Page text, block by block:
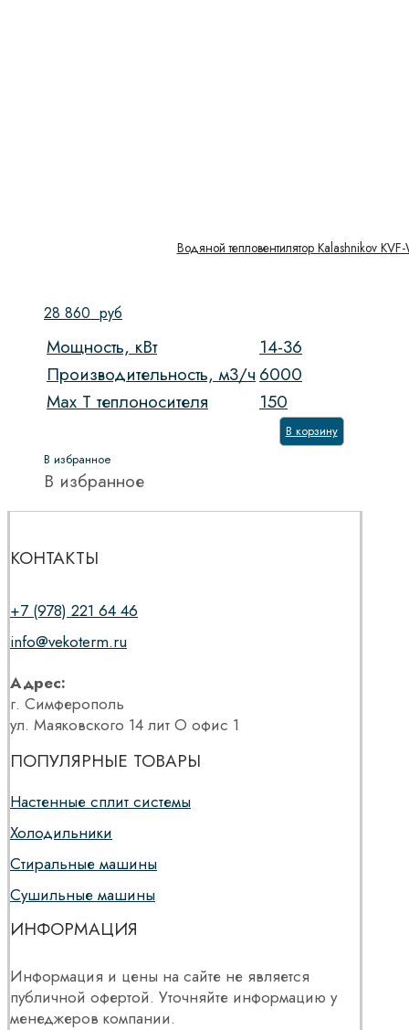
Водяной тепловентилятор Kalashnikov
28 860 руб
Мощность, кВт
14-36
Производительность, м3/ч 6000
Max T теплоносителя
150
В корзину
В избранное
В избранное
КОНТАКТЫ
+7 (978) 221 64 46
info@vekoterm.ru
Адрес:
г. Симферополь
ул. Маяковского 14 лит О офис 1
ПОПУЛЯРНЫЕ ТОВАРЫ
Настенные сплит системы
Холодильники
Стиральные машины
Сушильные машины
ИНФОРМАЦИЯ
Информация и цены на сайте не является
публичной офертой. Уточняйте информацию у
менеджеров компании.